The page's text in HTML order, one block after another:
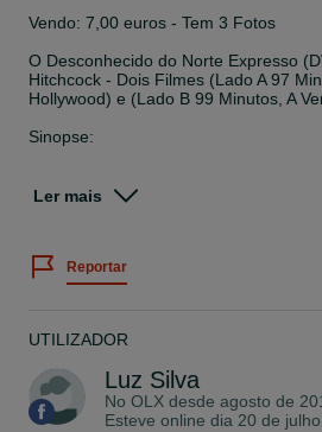
Vendo: 7,00 euros - Tem 3 Fotos
O Desconhecido do Norte Expresso
Hitchcock - Dois Filmes (Lado A 97
Hollywood) e (Lado B 99 Minutos, A
Sinopse:
estrela do ténis Guy (Farley Granger)
humana. Quanto mais se olha, mais
fascinante'" perguntaria o mestre do
duas versões da mesma obra.
posteriormente (Lado B), que nos
um extrovertido Bruno, da sua atração
personalidade psicótica" (Bill
Ler mais
Reportar
UTILIZADOR
Luz Silva
No OLX desde agosto de
Esteve online dia 20 de